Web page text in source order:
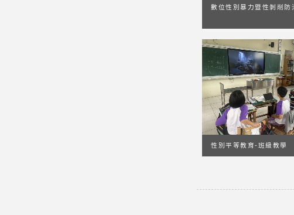
數位性別暴力暨性剝削防
性別平等教育-班級教學